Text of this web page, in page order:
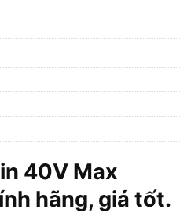
40V Max
hãng, giá tốt.